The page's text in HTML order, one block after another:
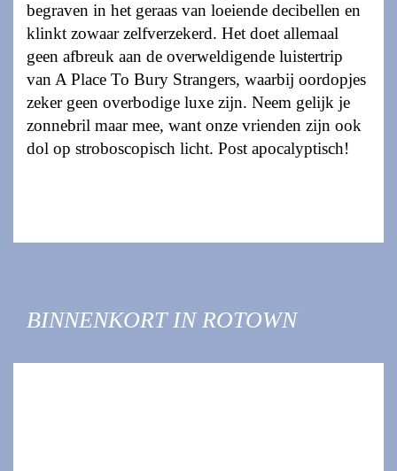
begraven in het geraas van loeiende decibellen en
klinkt zowaar zelfverzekerd. Het doet allemaal
geen afbreuk aan de overweldigende luistertrip
van A Place To Bury Strangers, waarbij oordopjes
zeker geen overbodige luxe zijn. Neem gelijk je
zonnebril maar mee, want onze vrienden zijn ook
dol op stroboscopisch licht. Post apocalyptisch!
BINNENKORT IN ROTOWN